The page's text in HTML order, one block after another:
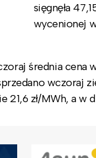
sięgnęła
wycenionej
średnia cena
wczoraj
zł/MWh, a w